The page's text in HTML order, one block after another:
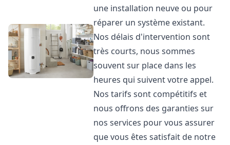
une installation neuve ou pour
réparer un système existant.
Nos délais d'intervention sont
très courts, nous sommes
souvent sur place dans les
heures qui suivent votre appel.
Nos tarifs sont compétitifs et
nous offrons des garanties sur
nos services pour vous assurer
que vous êtes satisfait de notre